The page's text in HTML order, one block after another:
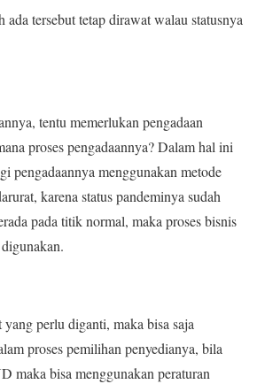
ada tersebut tetap dirawat walau statusnya
tentu memerlukan pengadaan
proses pengadaannya? Dalam hal ini
pengadaannya menggunakan metode
karena status pandeminya sudah
pada titik normal, maka proses bisnis
perlu diganti, maka bisa saja
proses pemilihan penyedianya, bila
maka bisa menggunakan peraturan